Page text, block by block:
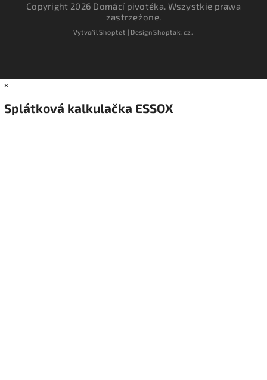
Copyright 2026 Domácí pivotéka. Wszystkie prawa
zastrzeżone.
VytvořilShoptet | DesignShoptak.cz.
×
Splátková kalkulačka ESSOX